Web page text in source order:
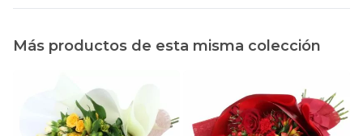
Más productos de esta misma colección